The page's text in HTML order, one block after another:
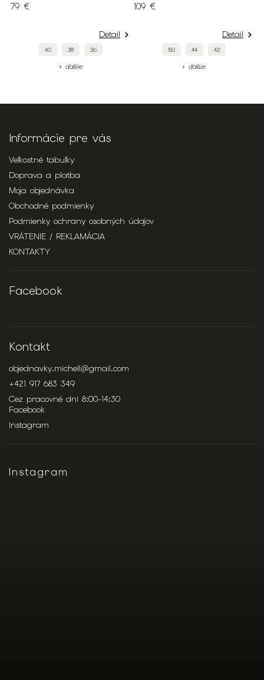
79 €
Detail
40 38 36
+ ďalšie
109 €
Detail
50 44 42
+ ďalšie
Informácie pre vás
Veľkostné tabuľky
Doprava a platba
Moja objednávka
Obchodné podmienky
Podmienky ochrany osobných údajov
VRÁTENIE / REKLAMÁCIA
KONTAKTY
Facebook
Kontakt
objednavky.michell@gmail.com
+421 917 683 349
Cez pracovné dni 8:00-14:30
Facebook
Instagram
Instagram